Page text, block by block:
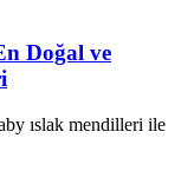
Doğal ve
ıslak mendilleri ile